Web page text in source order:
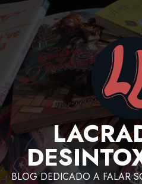
BLOG DEDICADO A FALAR